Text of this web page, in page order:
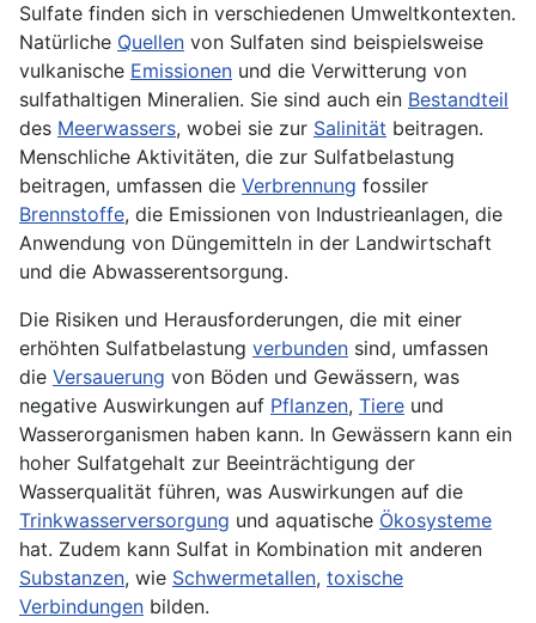
Sulfate finden sich in verschiedenen Umweltkontexten.
Natürliche Quellen von Sulfaten sind beispielsweise
vulkanische Emissionen und die Verwitterung von
sulfathaltigen Mineralien. Sie sind auch ein Bestandteil
des Meerwassers, wobei sie zur Salinität beitragen.
Menschliche Aktivitäten, die zur Sulfatbelastung
beitragen, umfassen die Verbrennung fossiler
Brennstoffe, die Emissionen von Industrieanlagen, die
Anwendung von Düngemitteln in der Landwirtschaft
und die Abwasserentsorgung.
Die Risiken und Herausforderungen, die mit einer
erhöhten Sulfatbelastung verbunden sind, umfassen
die Versauerung von Böden und Gewässern, was
negative Auswirkungen auf Pflanzen, Tiere und
Wasserorganismen haben kann. In Gewässern kann ein
hoher Sulfatgehalt zur Beeinträchtigung der
Wasserqualität führen, was Auswirkungen auf die
Trinkwasserversorgung und aquatische Ökosysteme
hat. Zudem kann Sulfat in Kombination mit anderen
Substanzen, wie Schwermetallen, toxische
Verbindungen bilden.